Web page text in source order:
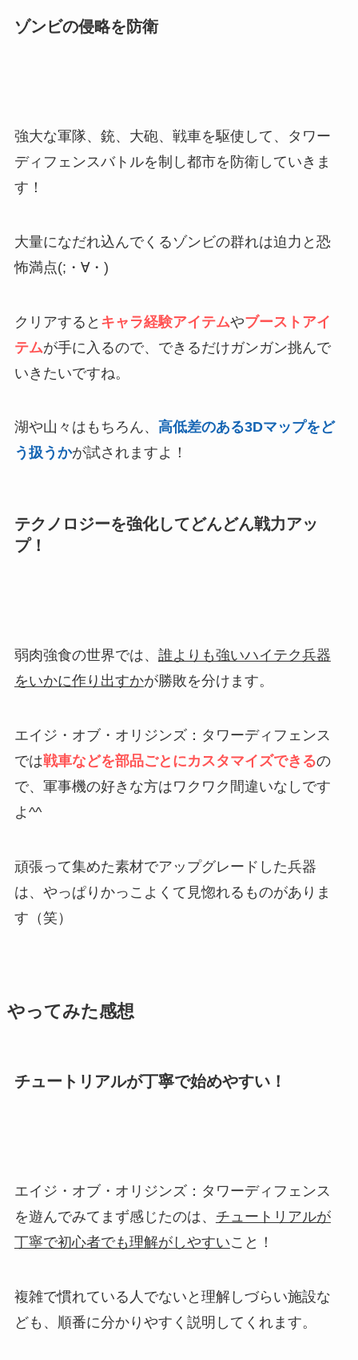
ゾンビの侵略を防衛
強大な軍隊、銃、大砲、戦車を駆使して、タワー
ディフェンスバトルを制し都市を防衛していきま
す！
大量になだれ込んでくるゾンビの群れは迫力と恐
怖満点(;・∀・)
クリアすると キャラ経験アイテムやブーストアイ
テムが手に入るので、できるだけガンガン挑んで
いきたいですね。
湖や山々はもちろん、 高低差のある3Dマップをど
う扱うかが試されますよ！
テクノロジーを強化してどんどん戦力アッ
プ！
弱肉強食の世界では、 誰よりも強いハイテク兵器
をいかに作り出すかが勝敗を分けます。
エイジ・オブ・オリジンズ：タワーディフェンス
では戦車などを部品ごとにカスタマイズできるの
で、軍事機の好きな方はワクワク間違いなしです
よ^^
頑張って集めた素材でアップグレードした兵器
は、やっぱりかっこよくて見惚れるものがありま
す（笑）
やってみた感想
チュートリアルが丁寧で始めやすい！
エイジ・オブ・オリジンズ：タワーディフェンス
を遊んでみてまず感じたのは、 チュートリアルが
丁寧で初心者でも理解がしやすいこと！
複雑で慣れている人でないと理解しづらい施設な
ども、順番に分かりやすく説明してくれます。